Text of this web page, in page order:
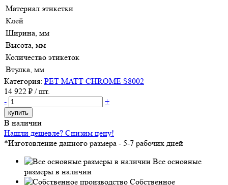
Материал этикетки
Клей
Ширина, мм
Высота, мм
Количество этикеток
Втулка, мм
Категория: PET MATT CHROME S8002
14 922 ₽ / шт.
-
+
купить
В наличии
Нашли дешевле? Снизим цену!
*Изготовление данного размера - 5-7 рабочих дней
Все основные
размеры в наличии
Собственное